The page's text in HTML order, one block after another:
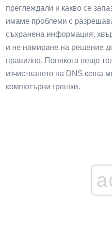
преглеждали и какво се
имаме проблеми с
съхранена информация,
и не намиране на решение
правилно. Понякога нещо
изчистването на DNS кеша
компютърни грешки.